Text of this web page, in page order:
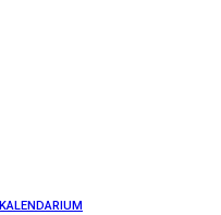
KALENDARIUM